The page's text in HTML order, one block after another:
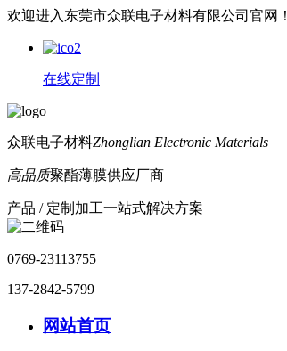
欢迎进入东莞市众联电子材料有限公司官网！
在线定制
众联电子材料Zhonglian Electronic Materials
高品质聚酯薄膜供应厂商
产品 / 定制加工一站式解决方案
0769-23113755
137-2842-5799
网站首页